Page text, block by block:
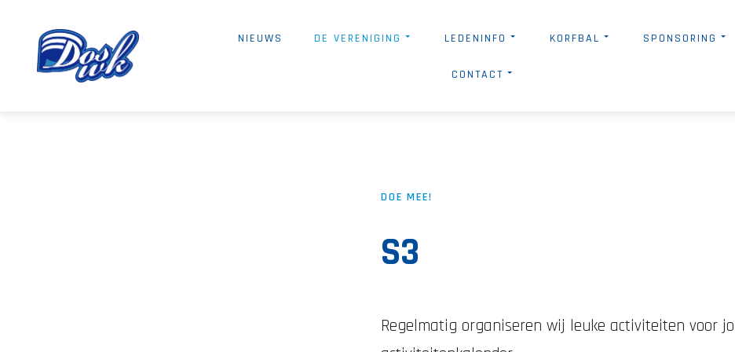
NIEUWS DE VERENIGING LEDENINFO KORFBAL SPONSORING
CONTACT
DOE MEE!
S3
Regelmatig organiseren wij leuke activiteiten voor